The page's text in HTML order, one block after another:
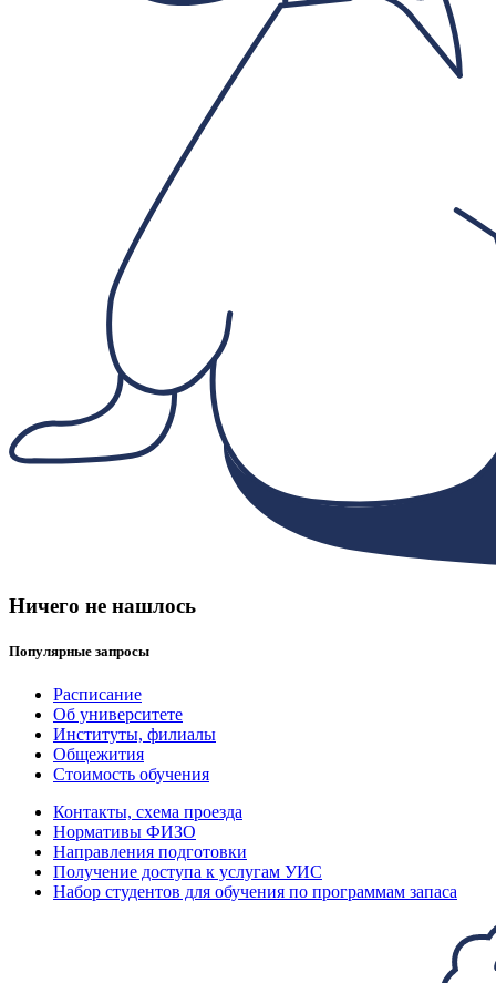
Ничего не нашлось
Популярные запросы
Расписание
Об университете
Институты, филиалы
Общежития
Стоимость обучения
Контакты, схема проезда
Нормативы ФИЗО
Направления подготовки
Получение доступа к услугам УИС
Набор студентов для обучения по программам запаса